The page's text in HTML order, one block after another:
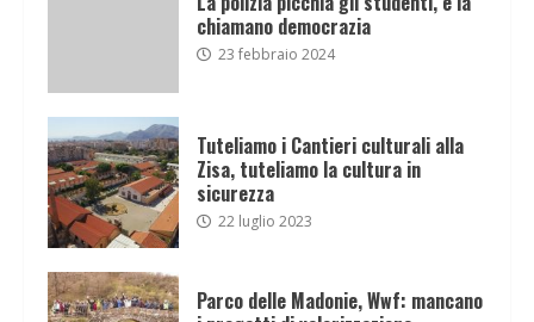
chiamano democrazia
23 febbraio 2024
Tuteliamo i Cantieri culturali alla
Zisa, tuteliamo la cultura in
sicurezza
22 luglio 2023
Parco delle Madonie, Wwf: mancano